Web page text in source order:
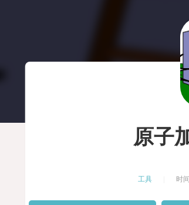
原子
工具 时